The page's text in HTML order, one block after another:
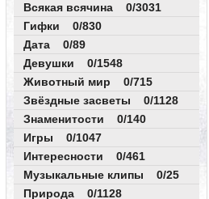
Всякая всячина 0/3031
Гифки 0/830
Дата 0/89
Девушки 0/1548
Животный мир 0/715
Звёздные засветы 0/1128
Знаменитости 0/140
Игры 0/1047
Интересности 0/461
Музыкальные клипы 0/25
Природа 0/1128